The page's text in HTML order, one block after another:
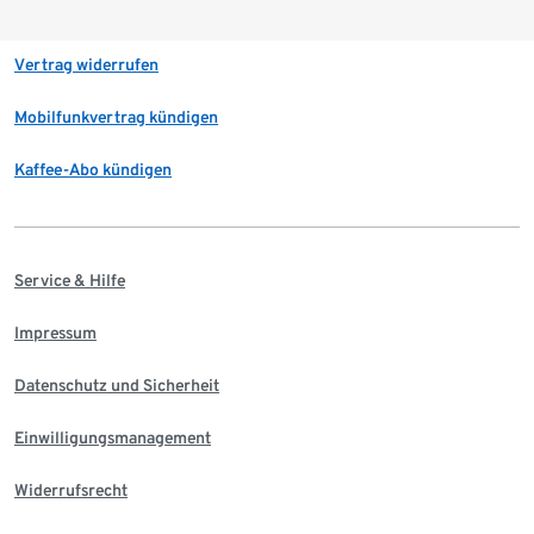
Vertrag widerrufen
Mobilfunkvertrag kündigen
Kaffee-Abo kündigen
Service & Hilfe
Impressum
Datenschutz und Sicherheit
Einwilligungsmanagement
Widerrufsrecht